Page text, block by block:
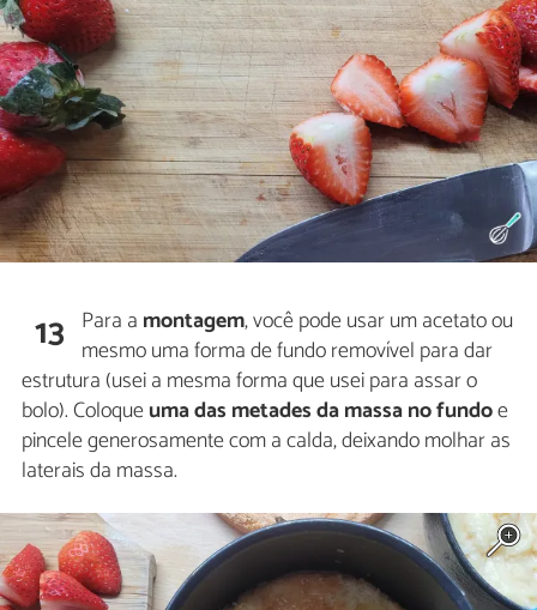
13 Para a montagem, você pode usar um acetato ou
mesmo uma forma de fundo removível para dar
estrutura (usei a mesma forma que usei para assar o
bolo). Coloqueuma das metades da massa no fundoe
pincele generosamente com a calda, deixando molhar as
laterais da massa.